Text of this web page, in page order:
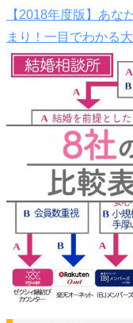
【2018年度版】あな
まり！一目でわかる